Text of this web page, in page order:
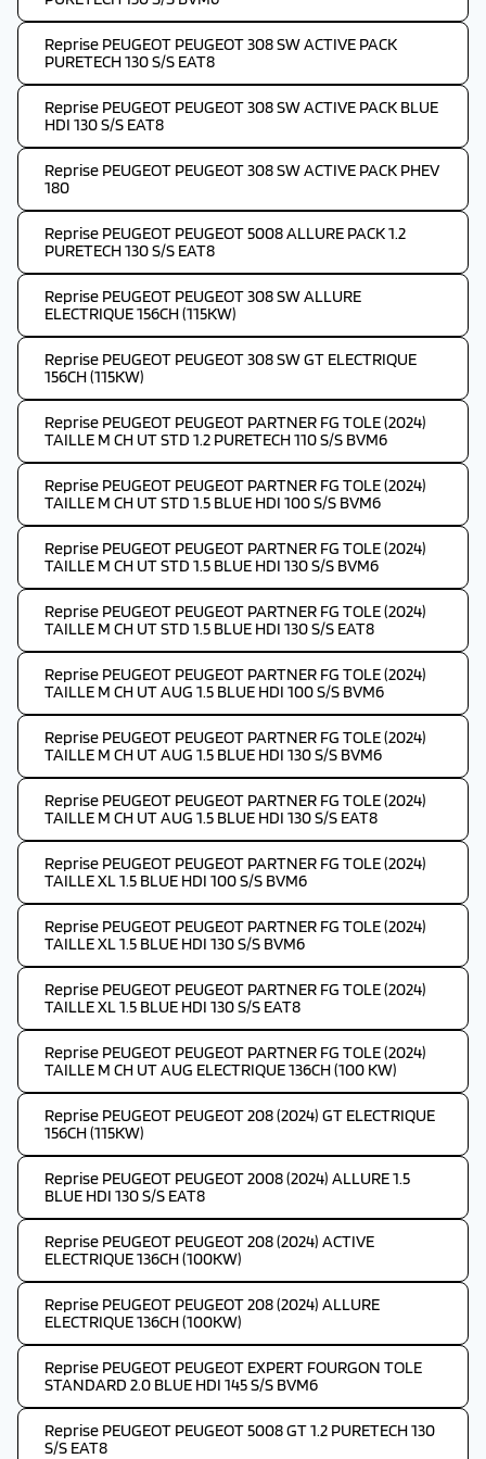
Reprise PEUGEOT PEUGEOT 308 SW ACTIVE PACK
PURETECH 130 S/S EAT8
Reprise PEUGEOT PEUGEOT 308 SW ACTIVE PACK BLUE
HDI 130 S/S EAT8
Reprise PEUGEOT PEUGEOT 308 SW ACTIVE PACK PHEV
180
Reprise PEUGEOT PEUGEOT 5008 ALLURE PACK 1.2
PURETECH 130 S/S EAT8
Reprise PEUGEOT PEUGEOT 308 SW ALLURE
ELECTRIQUE 156CH (115KW)
Reprise PEUGEOT PEUGEOT 308 SW GT ELECTRIQUE
156CH (115KW)
Reprise PEUGEOT PEUGEOT PARTNER FG TOLE (2024)
TAILLE M CH UT STD 1.2 PURETECH 110 S/S BVM6
Reprise PEUGEOT PEUGEOT PARTNER FG TOLE (2024)
TAILLE M CH UT STD 1.5 BLUE HDI 100 S/S BVM6
Reprise PEUGEOT PEUGEOT PARTNER FG TOLE (2024)
TAILLE M CH UT STD 1.5 BLUE HDI 130 S/S BVM6
Reprise PEUGEOT PEUGEOT PARTNER FG TOLE (2024)
TAILLE M CH UT STD 1.5 BLUE HDI 130 S/S EAT8
Reprise PEUGEOT PEUGEOT PARTNER FG TOLE (2024)
TAILLE M CH UT AUG 1.5 BLUE HDI 100 S/S BVM6
Reprise PEUGEOT PEUGEOT PARTNER FG TOLE (2024)
TAILLE M CH UT AUG 1.5 BLUE HDI 130 S/S BVM6
Reprise PEUGEOT PEUGEOT PARTNER FG TOLE (2024)
TAILLE M CH UT AUG 1.5 BLUE HDI 130 S/S EAT8
Reprise PEUGEOT PEUGEOT PARTNER FG TOLE (2024)
TAILLE XL 1.5 BLUE HDI 100 S/S BVM6
Reprise PEUGEOT PEUGEOT PARTNER FG TOLE (2024)
TAILLE XL 1.5 BLUE HDI 130 S/S BVM6
Reprise PEUGEOT PEUGEOT PARTNER FG TOLE (2024)
TAILLE XL 1.5 BLUE HDI 130 S/S EAT8
Reprise PEUGEOT PEUGEOT PARTNER FG TOLE (2024)
TAILLE M CH UT AUG ELECTRIQUE 136CH (100 KW)
Reprise PEUGEOT PEUGEOT 208 (2024) GT ELECTRIQUE
156CH (115KW)
Reprise PEUGEOT PEUGEOT 2008 (2024) ALLURE 1.5
BLUE HDI 130 S/S EAT8
Reprise PEUGEOT PEUGEOT 208 (2024) ACTIVE
ELECTRIQUE 136CH (100KW)
Reprise PEUGEOT PEUGEOT 208 (2024) ALLURE
ELECTRIQUE 136CH (100KW)
Reprise PEUGEOT PEUGEOT EXPERT FOURGON TOLE
STANDARD 2.0 BLUE HDI 145 S/S BVM6
Reprise PEUGEOT PEUGEOT 5008 GT 1.2 PURETECH 130
S/S EAT8